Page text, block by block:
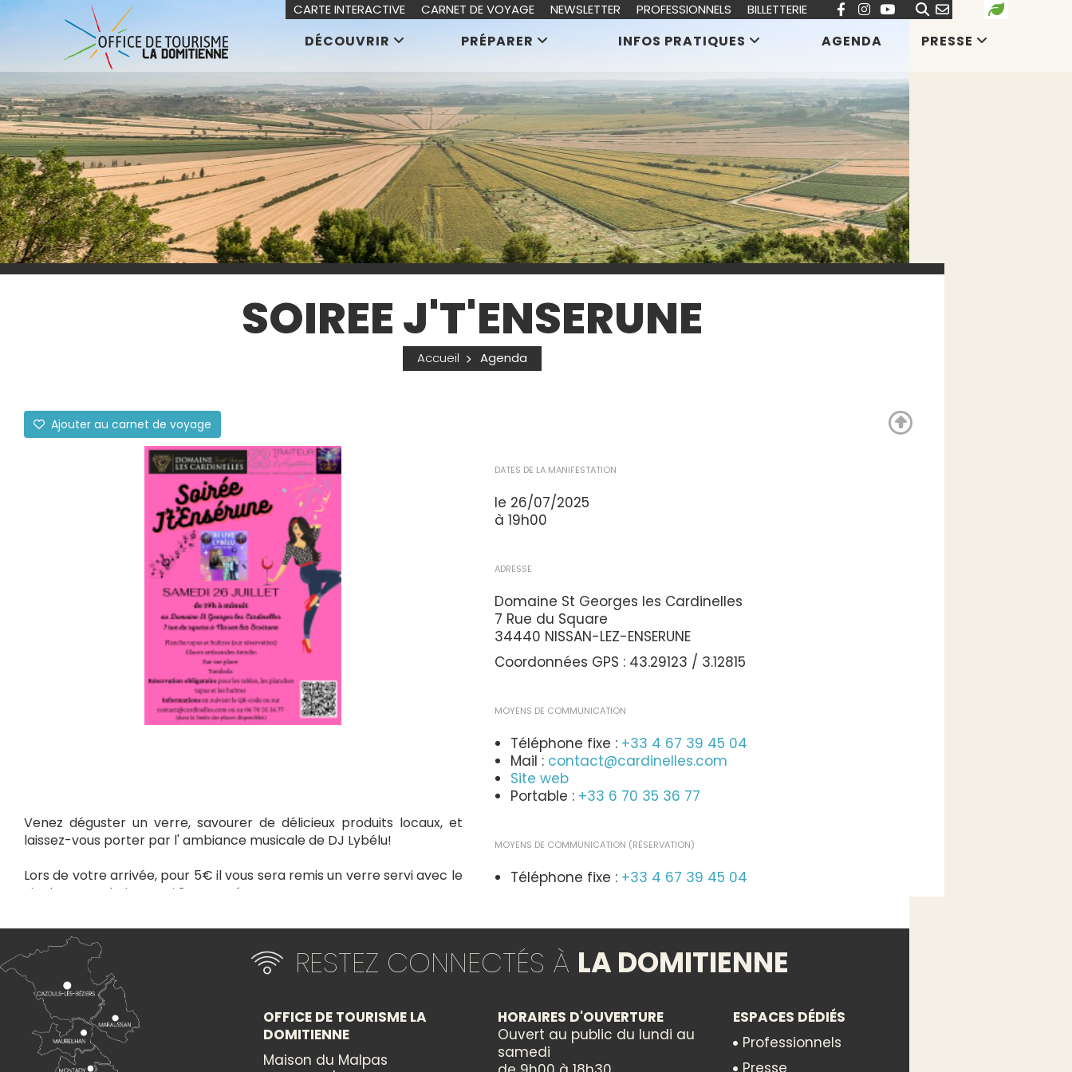
SOIREE J'T'ENSERUNE
Accueil Agenda
Ajouter au carnet de voyage
Venez déguster un verre, savourer de délicieux produits locaux, et
laissez-vous porter par l' ambiance musicale de DJ Lybélu!
Lors de votre arrivée, pour 5€ il vous sera remis un verre servi avec le
vin de votre choix parmi 3 proposés.
Sur réservation obligatoire seront proposés :
- des plateaux de tapas (20€ / personne)
- des assiettes d'huitres : 6 pièces (7€), 12 pièces (13€) ou un plateau
de 20 huitres à partager (20€)
Également disponibles sur place: chips, gâteaux apéritifs, olives,
bières Kisswing et Apéritifs « La Domi ». Vous pourrez terminer sur une
touche rafraichissante et sucrée avec une glace Antolin au choix (5€
la part équivalant à deux boules)
DATES DE LA MANIFESTATION
le 26/07/2025
à 19h00
ADRESSE
Domaine St Georges les Cardinelles
7 Rue du Square
34440 NISSAN-LEZ-ENSERUNE
Coordonnées GPS : 43.29123 / 3.12815
MOYENS DE COMMUNICATION
Téléphone fixe : +33 4 67 39 45 04
Mail : contact@cardinelles.com
Site web
Portable : +33 6 70 35 36 77
MOYENS DE COMMUNICATION (RÉSERVATION)
Téléphone fixe : +33 4 67 39 45 04
GROUPES
TYPES
DÉCOUVRIR PRÉPARER INFOS PRATIQUES AGENDA PRESSE
CARTE INTERACTIVE CARNET DE VOYAGE NEWSLETTER PROFESSIONNELS BILLETTERIE
RESTEZ CONNECTÉS À LA DOMITIENNE
OFFICE DE TOURISME LA
DOMITIENNE
Maison du Malpas
HORAIRES D'OUVERTURE
Ouvert au public du lundi au
samedi
ESPACES DÉDIÉS
Professionnels
Presse